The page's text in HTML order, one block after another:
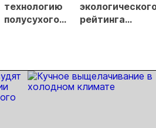
технологию
полусухого
рейтинга